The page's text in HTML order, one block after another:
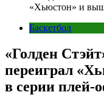
«Хьюстон» и
Баскетбол
«Голден
переиграл
в серии